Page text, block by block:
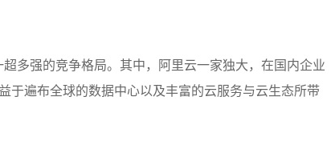
多强的竞争格局。其中，阿里云一家独大，在国内企业
于遍布全球的数据中心以及丰富的云服务与云生态所带